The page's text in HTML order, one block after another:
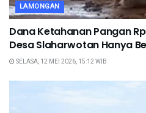
LAMONGAN
Dana Ketahanan Pangan
Desa Slaharwotan Hanya
SELASA, 12 MEI 2026, 15:12 WIB